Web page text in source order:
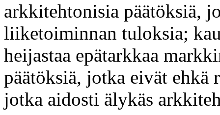
arkkitehtonisia päätöksiä,
liiketoiminnan tuloksia;
heijastaa epätarkkaa
päätöksiä, jotka eivät
jotka aidosti älykäs